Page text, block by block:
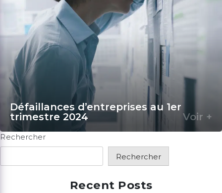
Défaillances d’entreprises au 1er
trimestre 2024
Voir +
Rechercher
Rechercher
Recent Posts